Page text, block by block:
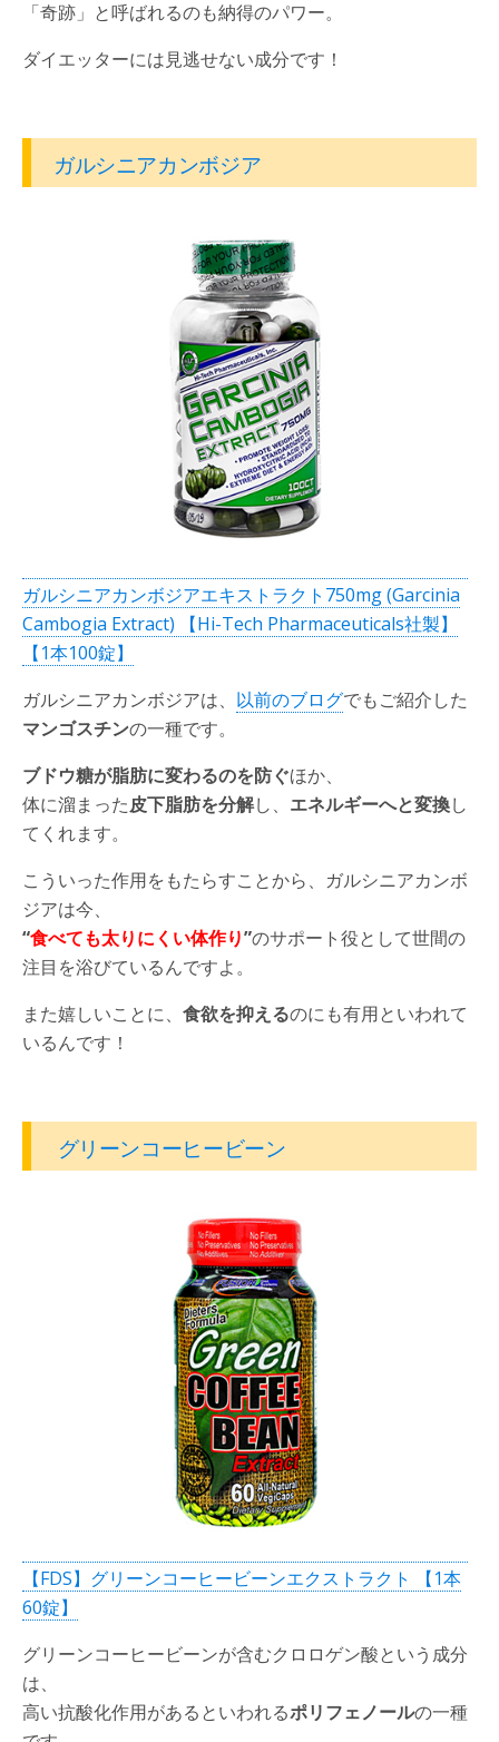
「奇跡」と呼ばれるのも納得のパワー。
ダイエッターには見逃せない成分です！
ガルシニアカンボジア
ガルシニアカンボジアエキストラクト750mg (Garcinia
Cambogia Extract) 【Hi-Tech Pharmaceuticals社製】
【1本100錠】
ガルシニアカンボジアは、 以前のブログでもご紹介した
マンゴスチンの一種です。
ブドウ糖が脂肪に変わるのを防ぐほか、
体に溜まった皮下脂肪を分解し、 エネルギーへと変換し
てくれます。
こういった作用をもたらすことから、ガルシニアカンボ
ジアは今、
“食べても太りにくい体作り”のサポート役として世間の
注目を浴びているんですよ。
また嬉しいことに、 食欲を抑えるのにも有用といわれて
いるんです！
グリーンコーヒービーン
【FDS】グリーンコーヒービーンエクストラクト 【1本
60錠】
グリーンコーヒービーンが含むクロロゲン酸という成分
は、
高い抗酸化作用があるといわれるポリフェノールの一種